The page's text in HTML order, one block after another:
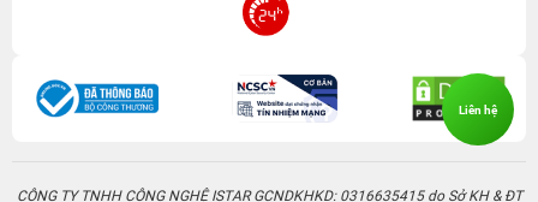
CÔNG TY TNHH CÔNG NGHỆ ISTAR GCNDKHKD: 0316635415 do Sở KH & ĐT
Liên hệ